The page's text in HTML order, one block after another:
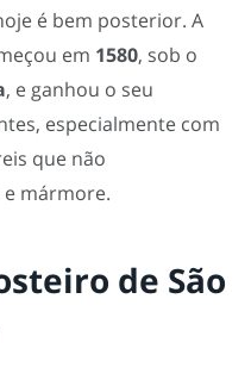
é bem posterior. A
em 1580, sob o
, e ganhou o seu
especialmente com
que não
mármore.
de São